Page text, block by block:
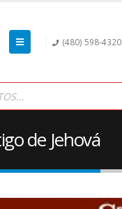
(480) 598-4320
de Jehová